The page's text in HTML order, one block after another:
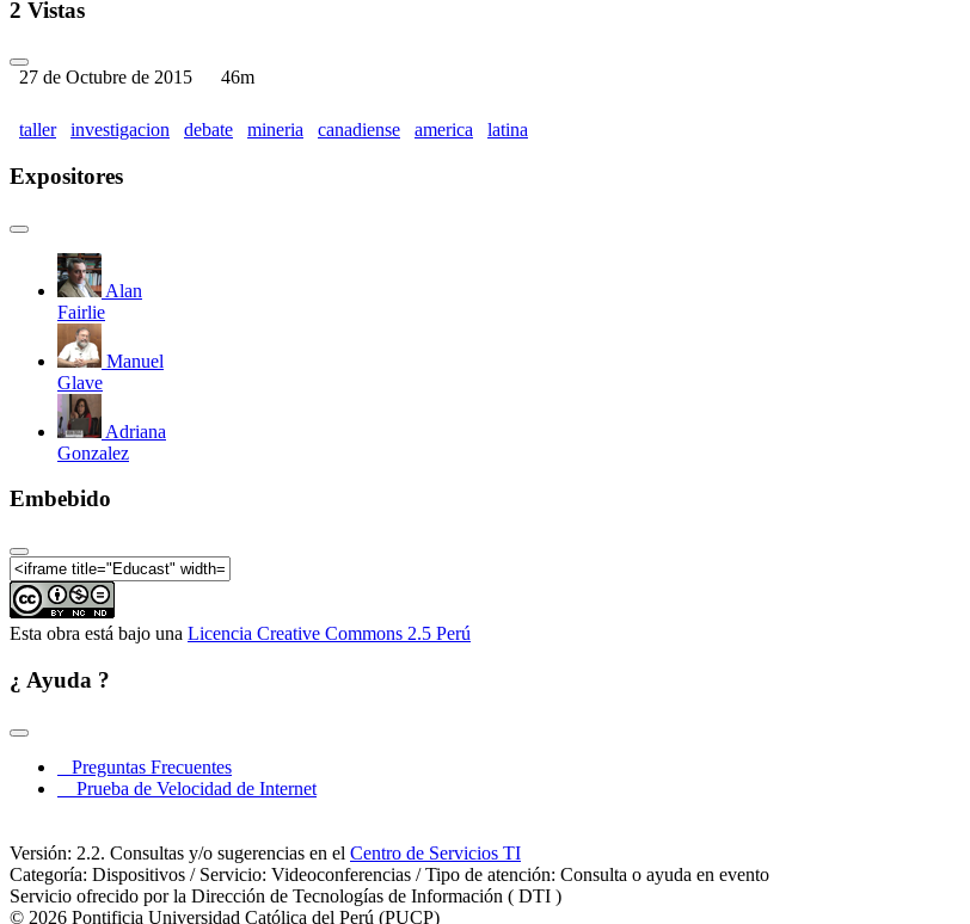
2 Vistas
27 de Octubre de 2015 46m
taller investigacion debate mineria canadiense america latina
Expositores
Alan
Fairlie
Manuel
Glave
Adriana
Gonzalez
Embebido
Esta obra está bajo una Licencia Creative Commons 2.5 Perú
¿ Ayuda ?
Preguntas Frecuentes
Prueba de Velocidad de Internet
Versión: 2.2. Consultas y/o sugerencias en el Centro de Servicios TI
Categoría: Dispositivos / Servicio: Videoconferencias / Tipo de atención: Consulta o ayuda en evento
Servicio ofrecido por la Dirección de Tecnologías de Información ( DTI )
© 2026 Pontificia Universidad Católica del Perú (PUCP)